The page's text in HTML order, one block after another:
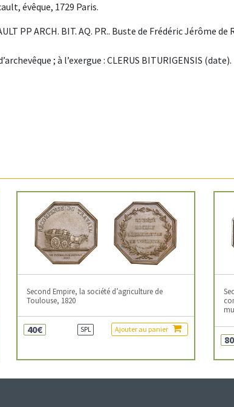
évêque, 1729 Paris.
PP ARCH. BIT. AQ. PR.. Buste de Frédéric Jérôme de
; à l’exergue : CLERUS BITURIGENSIS (date).
Second Empire, la société d’agriculture de
Toulouse, 1820
40€ SPL Ajouter au panier